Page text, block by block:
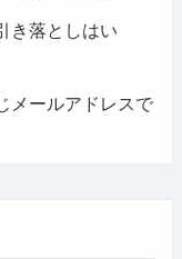
き落としはい
メールアドレスで